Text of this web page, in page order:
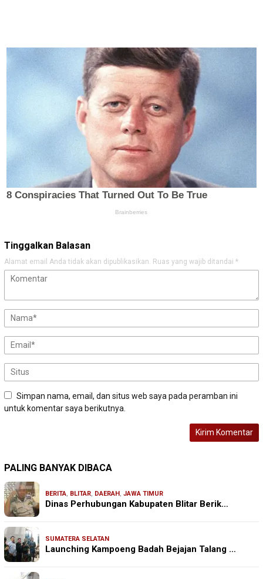
Tinggalkan Balasan
Alamat email Anda tidak akan dipublikasikan. Ruas yang wajib ditandai *
Simpan nama, email, dan situs web saya pada peramban ini
untuk komentar saya berikutnya.
PALING BANYAK DIBACA
BERITA, BLITAR, DAERAH, JAWA TIMUR
Dinas Perhubungan Kabupaten Blitar Berik…
SUMATERA SELATAN
Launching Kampoeng Badah Bejajan Talang …